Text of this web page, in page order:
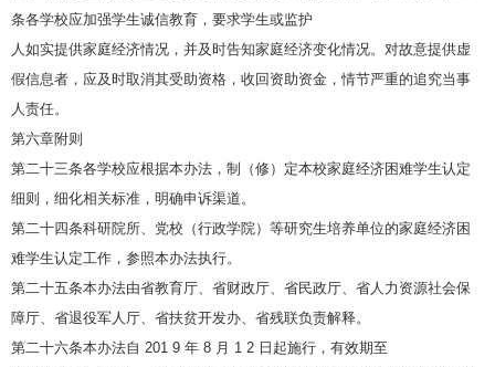
条各学校应加强学生诚信教育，要求学生或监护
人如实提供家庭经济情况，并及时告知家庭经济变化情况。对故意提供虚
假信息者，应及时取消其受助资格，收回资助资金，情节严重的追究当事
人责任。
第六章附则
第二十三条各学校应根据本办法，制（修）定本校家庭经济困难学生认定
细则，细化相关标准，明确申诉渠道。
第二十四条科研院所、党校（行政学院）等研究生培养单位的家庭经济困
难学生认定工作，参照本办法执行。
第二十五条本办法由省教育厅、省财政厅、省民政厅、省人力资源社会保
障厅、省退役军人厅、省扶贫开发办、省残联负责解释。
第二十六条本办法自 201 9 年 8 月 1 2 日起施行，有效期至